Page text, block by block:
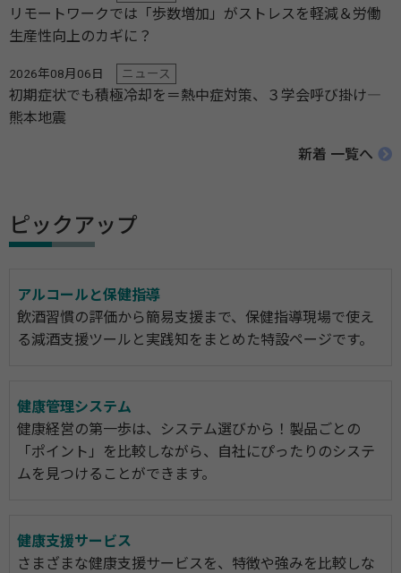
リモートワークでは「歩数増加」がストレスを軽減＆労働
生産性向上のカギに？
2026年08月06日 ニュース
初期症状でも積極冷却を＝熱中症対策、３学会呼び掛け―
熊本地震
新着 一覧へ
ピックアップ
アルコールと保健指導
飲酒習慣の評価から簡易支援まで、保健指導現場で使え
る減酒支援ツールと実践知をまとめた特設ページです。
健康管理システム
健康経営の第一歩は、システム選びから！製品ごとの
「ポイント」を比較しながら、自社にぴったりのシステ
ムを見つけることができます。
健康支援サービス
さまざまな健康支援サービスを、特徴や強みを比較しな